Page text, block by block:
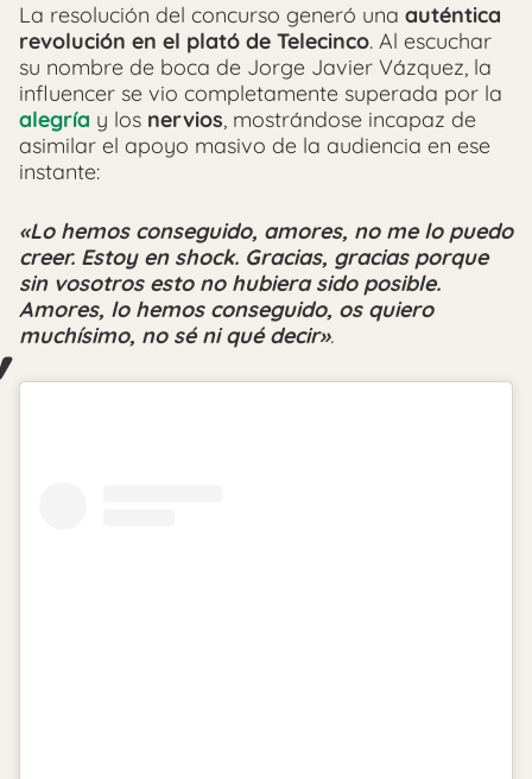
La resolución del concurso generó una auténtica
revolución en el plató de Telecinco. Al escuchar
su nombre de boca de Jorge Javier Vázquez, la
influencer se vio completamente superada por la
alegría y los nervios, mostrándose incapaz de
asimilar el apoyo masivo de la audiencia en ese
instante:
«Lo hemos conseguido, amores, no me lo puedo
creer. Estoy en shock. Gracias, gracias porque
sin vosotros esto no hubiera sido posible.
Amores, lo hemos conseguido, os quiero
muchísimo, no sé ni qué decir».